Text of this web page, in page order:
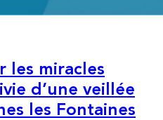
les miracles
d’une veillée
les Fontaines